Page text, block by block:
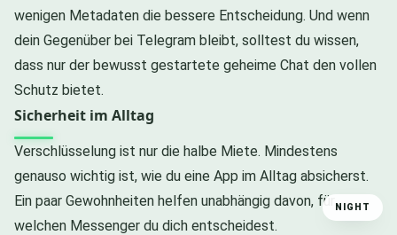
NIGHT
wenigen Metadaten die bessere Entscheidung. Und wenn
dein Gegenüber bei Telegram bleibt, solltest du wissen,
dass nur der bewusst gestartete geheime Chat den vollen
Schutz bietet.
Sicherheit im Alltag
Verschlüsselung ist nur die halbe Miete. Mindestens
genauso wichtig ist, wie du eine App im Alltag absicherst.
Ein paar Gewohnheiten helfen unabhängig davon, für
welchen Messenger du dich entscheidest.